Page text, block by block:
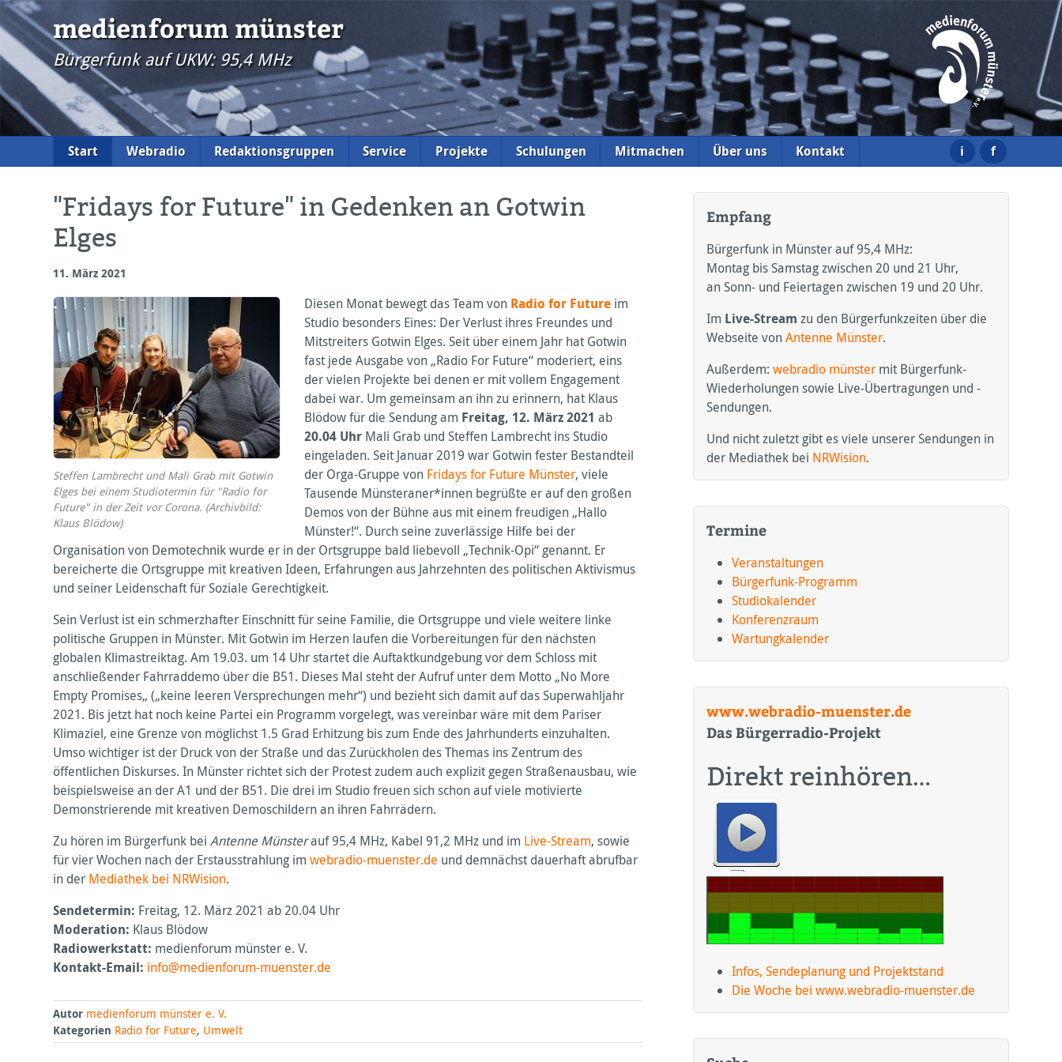
medienforum münster
Bürgerfunk auf UKW: 95,4 MHz
Start Webradio Redaktionsgruppen Service Projekte Schulungen Mitmachen Über uns Kontakt f
i
"Fridays for Future" in Gedenken an Gotwin
Elges
11. März 2021
Steffen Lambrecht und Mali Grab mit Gotwin
Elges bei einem Studiotermin für "Radio for
Future" in der Zeit vor Corona. (Archivbild:
Klaus Blödow)
Diesen Monat bewegt das Team von Radio for Futureim
Studio besonders Eines: Der Verlust ihres Freundes und
Mitstreiters Gotwin Elges. Seit über einem Jahr hat Gotwin
fast jede Ausgabe von „Radio For Future“ moderiert, eins
der vielen Projekte bei denen er mit vollem Engagement
dabei war. Um gemeinsam an ihn zu erinnern, hat Klaus
Blödow für die Sendung am Freitag, 12. März 2021 ab
20.04 UhrMali Grab und Steffen Lambrecht ins Studio
eingeladen. Seit Januar 2019 war Gotwin fester Bestandteil
der Orga-Gruppe von Fridays for Future Münster, viele
Tausende Münsteraner*innen begrüßte er auf den großen
Demos von der Bühne aus mit einem freudigen „Hallo
Münster!“. Durch seine zuverlässige Hilfe bei der
Organisation von Demotechnik wurde er in der Ortsgruppe bald liebevoll „Technik-Opi“ genannt. Er
bereicherte die Ortsgruppe mit kreativen Ideen, Erfahrungen aus Jahrzehnten des politischen Aktivismus
und seiner Leidenschaft für Soziale Gerechtigkeit.
Sein Verlust ist ein schmerzhafter Einschnitt für seine Familie, die Ortsgruppe und viele weitere linke
politische Gruppen in Münster. Mit Gotwin im Herzen laufen die Vorbereitungen für den nächsten
globalen Klimastreiktag. Am 19.03. um 14 Uhr startet die Auftaktkundgebung vor dem Schloss mit
anschließender Fahrraddemo über die B51. Dieses Mal steht der Aufruf unter dem Motto „No More
Empty Promises„ („keine leeren Versprechungen mehr“) und bezieht sich damit auf das Superwahljahr
2021. Bis jetzt hat noch keine Partei ein Programm vorgelegt, was vereinbar wäre mit dem Pariser
Klimaziel, eine Grenze von möglichst 1.5 Grad Erhitzung bis zum Ende des Jahrhunderts einzuhalten.
Umso wichtiger ist der Druck von der Straße und das Zurückholen des Themas ins Zentrum des
öffentlichen Diskurses. In Münster richtet sich der Protest zudem auch explizit gegen Straßenausbau, wie
beispielsweise an der A1 und der B51. Die drei im Studio freuen sich schon auf viele motivierte
Demonstrierende mit kreativen Demoschildern an ihren Fahrrädern.
Zu hören im Bürgerfunk beiAntenne Münsterauf 95,4 MHz, Kabel 91,2 MHz und im Live-Stream, sowie
für vier Wochen nach der Erstausstrahlung imwebradio-muenster.de und demnächst dauerhaft abrufbar
in der Mediathek bei NRWision.
Sendetermin: Freitag, 12. März 2021 ab 20.04 Uhr
Moderation: Klaus Blödow
Radiowerkstatt: medienforum münster e. V.
Kontakt-Email: info@medienforum-muenster.de
Autor medienforum münster e. V.
Kategorien Radio for Future, Umwelt
Empfang
Bürgerfunk in Münster auf 95,4 MHz:
Montag bis Samstag zwischen 20 und 21 Uhr,
an Sonn- und Feiertagen zwischen 19 und 20 Uhr.
Im Live-Stream zu den Bürgerfunkzeiten über die
Webseite vonAntenne Münster.
Außerdem:webradio münster mit Bürgerfunk-
Wiederholungen sowie Live-Übertragungen und -
Sendungen.
Und nicht zuletzt gibt es viele unserer Sendungen in
der Mediathek bei NRWision.
Termine
Veranstaltungen
Bürgerfunk-Programm
Studiokalender
Konferenzraum
Wartungkalender
www.webradio-muenster.de
Das Bürgerradio-Projekt
Direkt reinhören…
Infos, Sendeplanung und Projektstand
Die Woche bei www.webradio-muenster.de